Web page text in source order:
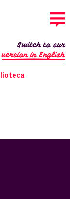
Switch to our
version in English